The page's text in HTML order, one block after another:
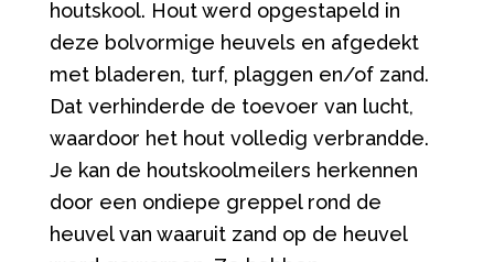
houtskool. Hout werd opgestapeld in
deze bolvormige heuvels en afgedekt
met bladeren, turf, plaggen en/of zand.
Dat verhinderde de toevoer van lucht,
waardoor het hout volledig verbrandde.
Je kan de houtskoolmeilers herkennen
door een ondiepe greppel rond de
heuvel van waaruit zand op de heuvel